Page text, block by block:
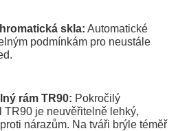
skla: Automatické
podmínkám pro neustále
rám TR90: Pokročilý
TR90 je neuvěřitelně lehký,
nárazům. Na tváři brýle téměř